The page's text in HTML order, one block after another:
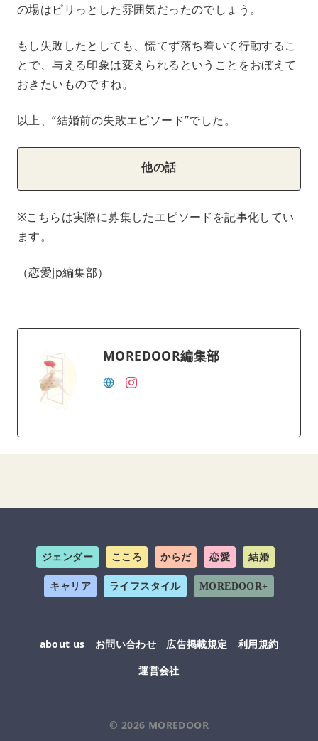
の場はピリっとした雰囲気だったのでしょう。
もし失敗したとしても、慌てず落ち着いて行動するこ
とで、与える印象は変えられるということをおぼえて
おきたいものですね。
以上、“結婚前の失敗エピソード”でした。
他の話
※こちらは実際に募集したエピソードを記事化してい
ます。
（恋愛jp編集部）
MOREDOOR編集部
ジェンダー こころ からだ 恋愛 結婚
キャリア ライフスタイル MOREDOOR+
about us お問い合わせ 広告掲載規定
利用規約
運営会社
© 2026 MOREDOOR